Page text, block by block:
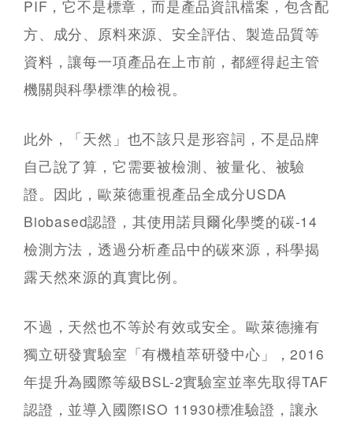
PIF，它不是標章，而是產品資訊檔案，包含配
方、成分、原料來源、安全評估、製造品質等
資料，讓每一項產品在上市前，都經得起主管
機關與科學標準的檢視。
此外，「天然」也不該只是形容詞，不是品牌
自己說了算，它需要被檢測、被量化、被驗
證。因此，歐萊德重視產品全成分USDA
Biobased認證，其使用諾貝爾化學獎的碳-14
檢測方法，透過分析產品中的碳來源，科學揭
露天然來源的真實比例。
不過，天然也不等於有效或安全。歐萊德擁有
獨立研發實驗室「有機植萃研發中心」，2016
年提升為國際等級BSL-2實驗室並率先取得TAF
認證，並導入國際ISO 11930標准驗證，讓永